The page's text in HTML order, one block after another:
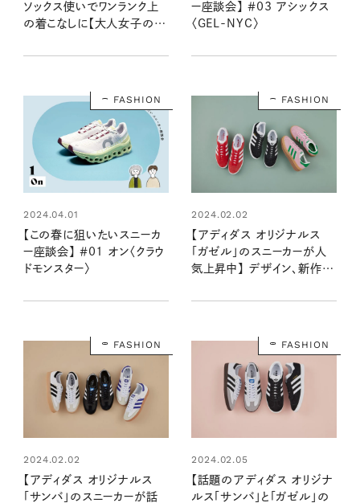
ソックス使いでワンランク上
の着こなしに【大人女子の足
ー座談会】 ＃03 アシックス
〈GEL-NYC〉
FASHION
2024.04.01
【この春に狙いたいスニーカ
ー座談会】 ＃01 オン〈クラウ
ドモンスター〉
FASHION
2024.02.02
【アディダス オリジナルス
「ガゼル」のスニーカーが人
気上昇中】 デザイン、新作、
説 Vol.2
FASHION
2024.02.02
【アディダス オリジナルス
「サンバ」のスニーカーが話
FASHION
2024.02.05
【話題のアディダス オリジナ
ルス「サンバ」と「ガゼル」の